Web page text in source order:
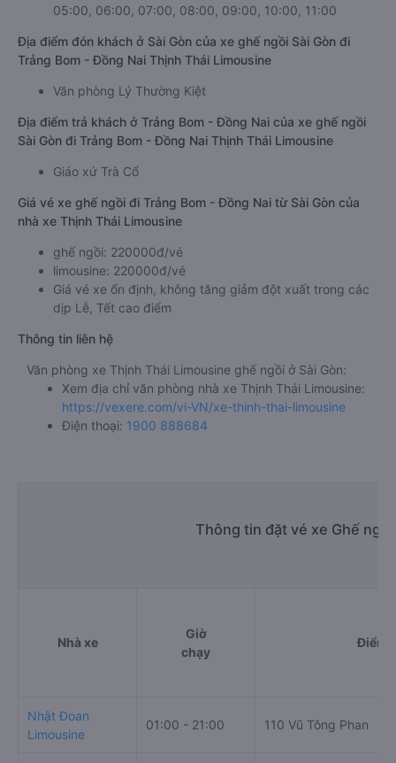
05:00, 06:00, 07:00, 08:00, 09:00, 10:00, 11:00
Địa điểm đón khách ở Sài Gòn của xe ghế ngồi Sài Gòn đi
Trảng Bom - Đồng Nai Thịnh Thái Limousine
Văn phòng Lý Thường Kiệt
Địa điểm trả khách ở Trảng Bom - Đồng Nai của xe ghế ngồi
Sài Gòn đi Trảng Bom - Đồng Nai Thịnh Thái Limousine
Giáo xứ Trà Cổ
Giá vé xe ghế ngồi đi Trảng Bom - Đồng Nai từ Sài Gòn của
nhà xe Thịnh Thái Limousine
ghế ngồi: 220000đ/vé
limousine: 220000đ/vé
Giá vé xe ổn định, không tăng giảm đột xuất trong các
dịp Lễ, Tết cao điểm
Thông tin liên hệ
Văn phòng xe Thịnh Thái Limousine ghế ngồi ở Sài Gòn:
Xem địa chỉ văn phòng nhà xe Thịnh Thái Limousine:
https://vexere.com/vi-VN/xe-thinh-thai-limousine
Điện thoại: 1900 888684
Thông tin đặt vé xe Ghế
Nhà xe
Giờ
chạy
Điểm
Nhật Đoan
Limousine
01:00 - 21:00 110 Vũ Tông Phan